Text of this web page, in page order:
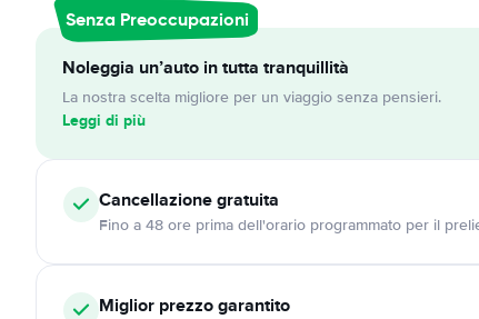
Senza Preoccupazioni
Noleggia un’auto in tutta tranquillità
La nostra scelta migliore per un viaggio senza pensieri.
Leggi di più
Cancellazionegratuita
Fino a 48 ore prima dell'orario programmato per il
Miglior prezzo garantito